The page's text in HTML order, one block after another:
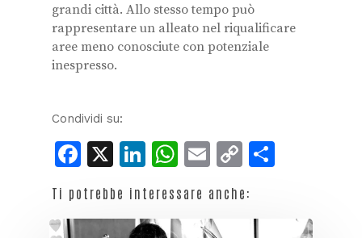
grandi città. Allo stesso tempo può
rappresentare un alleato nel riqualificare
aree meno conosciute con potenziale
inespresso.
Condividi su:
Facebook
X LinkedIn
WhatsApp
Email
Copy
Ti potrebbe interessare anche: